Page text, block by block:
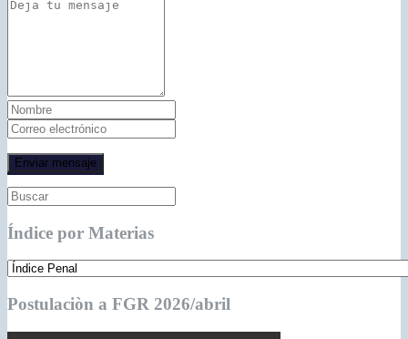
Índice por Materias
Postulaciòn a FGR 2026/abril